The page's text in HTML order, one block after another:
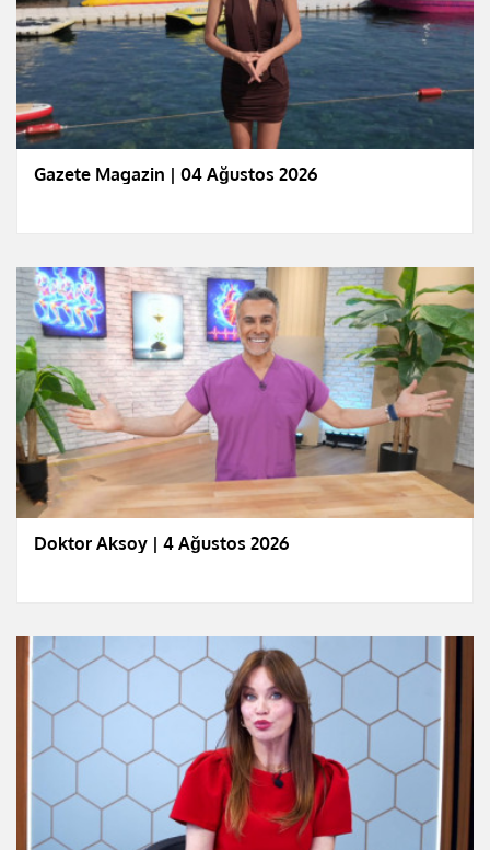
Gazete Magazin | 04 Ağustos 2026
Doktor Aksoy | 4 Ağustos 2026